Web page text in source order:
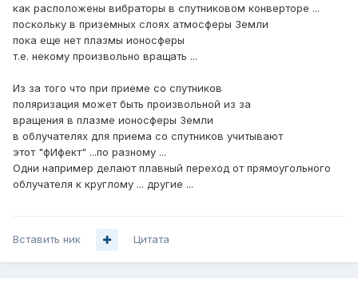
как расположены вибраторы в спутниковом конверторе ...
поскольку в приземных слоях атмосферы Земли
пока еще нет плазмы ионосферы
т.е. некому произвольно вращать ...
Из за того что при приеме со спутников
поляризация может быть произвольной из за
вращения в плазме ионосферы Земли
в облучателях для приема со спутников учитывают
этот "фИфект" ...по разному ...
Одни например делают плавный переход от прямоугольного
облучателя к круглому ... другие ...
Вставить ник Цитата